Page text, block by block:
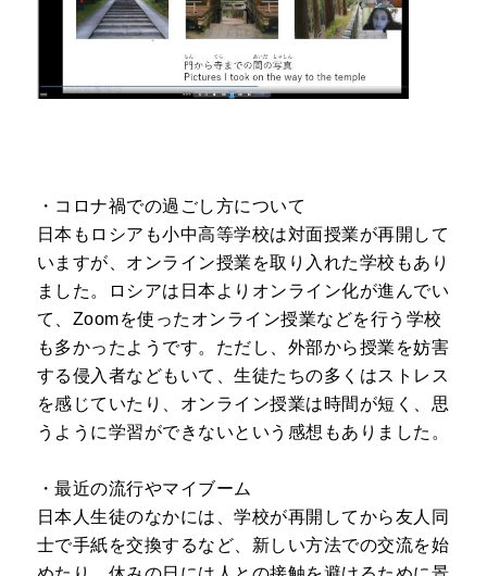
・コロナ禍での過ごし方について
日本もロシアも小中高等学校は対面授業が再開して
いますが、オンライン授業を取り入れた学校もあり
ました。ロシアは日本よりオンライン化が進んでい
て、Zoomを使ったオンライン授業などを行う学校
も多かったようです。ただし、外部から授業を妨害
する侵入者などもいて、生徒たちの多くはストレス
を感じていたり、オンライン授業は時間が短く、思
うように学習ができないという感想もありました。
・最近の流行やマイブーム
日本人生徒のなかには、学校が再開してから友人同
士で手紙を交換するなど、新しい方法での交流を始